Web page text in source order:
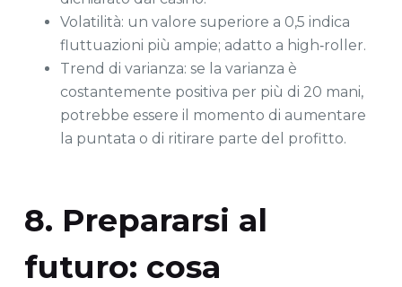
Volatilità: un valore superiore a 0,5 indica
fluttuazioni più ampie; adatto a high‑roller.
Trend di varianza: se la varianza è
costantemente positiva per più di 20 mani,
potrebbe essere il momento di aumentare
la puntata o di ritirare parte del profitto.
8. Prepararsi al
futuro: cosa